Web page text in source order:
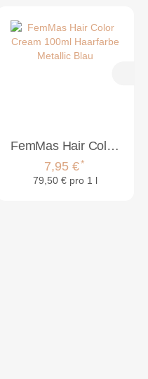
FemMas Hair Color Cream 100ml Haarfarbe Metallic Blau
7,95 €*
79,50 € pro 1 l